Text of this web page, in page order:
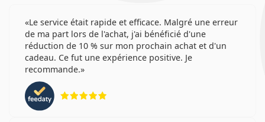
Le service était rapide et efficace. Malgré une erreur
de ma part lors de l'achat, j'ai bénéficié d'une
réduction de 10 % sur mon prochain achat et d'un
cadeau. Ce fut une expérience positive. Je
recommande.